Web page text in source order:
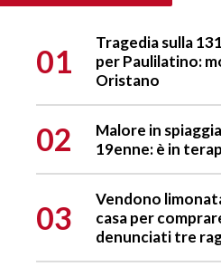
01
Tragedia sulla
per Paulilatino:
Oristano
02
Malore in
19enne: è in
03
Vendono
casa per
denunciati tre